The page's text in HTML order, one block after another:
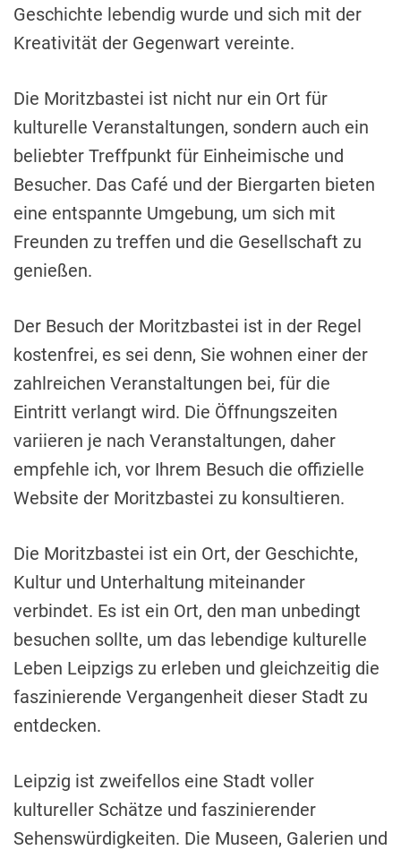
Geschichte lebendig wurde und sich mit der
Kreativität der Gegenwart vereinte.
Die Moritzbastei ist nicht nur ein Ort für
kulturelle Veranstaltungen, sondern auch ein
beliebter Treffpunkt für Einheimische und
Besucher. Das Café und der Biergarten bieten
eine entspannte Umgebung, um sich mit
Freunden zu treffen und die Gesellschaft zu
genießen.
Der Besuch der Moritzbastei ist in der Regel
kostenfrei, es sei denn, Sie wohnen einer der
zahlreichen Veranstaltungen bei, für die
Eintritt verlangt wird. Die Öffnungszeiten
variieren je nach Veranstaltungen, daher
empfehle ich, vor Ihrem Besuch die offizielle
Website der Moritzbastei zu konsultieren.
Die Moritzbastei ist ein Ort, der Geschichte,
Kultur und Unterhaltung miteinander
verbindet. Es ist ein Ort, den man unbedingt
besuchen sollte, um das lebendige kulturelle
Leben Leipzigs zu erleben und gleichzeitig die
faszinierende Vergangenheit dieser Stadt zu
entdecken.
Leipzig ist zweifellos eine Stadt voller
kultureller Schätze und faszinierender
Sehenswürdigkeiten. Die Museen, Galerien und